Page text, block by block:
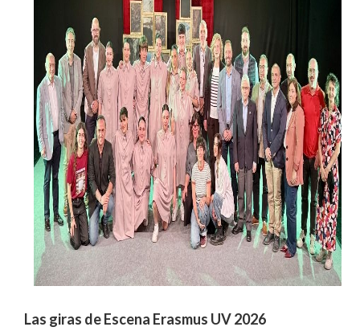
Las giras de Escena Erasmus UV 2026